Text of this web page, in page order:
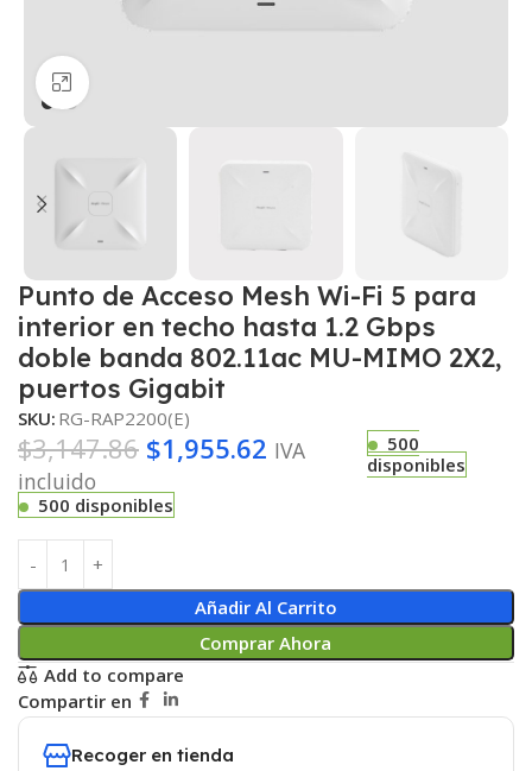
Haga clic para ampliar
Punto de Acceso Mesh Wi-Fi 5 para
interior en techo hasta 1.2 Gbps
doble banda 802.11ac MU-MIMO 2X2,
puertos Gigabit
SKU: RG-RAP2200(E)
$3,147.86 $1,955.62 IVA
incluido
500
disponibles
500 disponibles
Añadir Al Carrito
Comprar Ahora
Add to compare
Compartir en
Recoger en tienda